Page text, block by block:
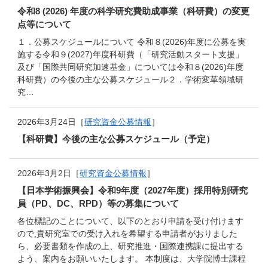
令和8 (2026) 年度の科学研究費助成事業（科研費）の変更
点等について
１．公募スケジュールについて 令和８(2026)年度に公募を実
施する令和９(2027)年度科研費（「研究活動スタート支援」
及び「国際共同研究加速基金」については令和８(2026)年度
科研費）の今後の主な公募スケジュール２．学術変革領域研
究…
2026年3月24日［研究資金公募情報］
【科研費】今後の主な公募スケジュール（予定）
2026年3月2日［研究資金公募情報］
【日本学術振興会】令和9年度（2027年度）採用特別研究
員（PD、DC、RPD）等の募集について
各位標記のことについて、以下のとおり申請を受け付けます
ので,貴研究室での受け入れを希望する申請者がおりました
ら、必要書類を作成の上、研究推進・国際連携課に提出する
よう、案内をお願いいたします。 本制度は、大学院博士課程